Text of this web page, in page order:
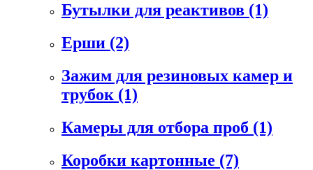
Бутылки для реактивов (1)
Ерши (2)
Зажим для резиновых камер и
трубок (1)
Камеры для отбора проб (1)
Коробки картонные (7)